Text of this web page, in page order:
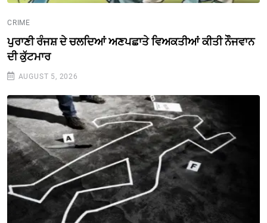
CRIME
ਪੁਰਾਣੀ ਰੰਜਸ਼ ਦੇ ਚਲਦਿਆਂ ਅਣਪਛਾਤੇ ਵਿਅਕਤੀਆਂ ਕੀਤੀ ਨੌੌਜਵਾਨ
ਦੀ ਕੁੱਟਮਾਰ
AUGUST 5, 2026